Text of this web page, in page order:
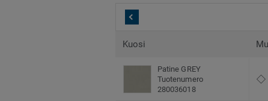
Kuosi
Patine GREY
Tuotenumero
280036018